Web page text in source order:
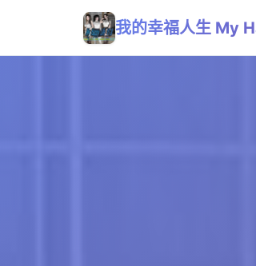
我的幸福人生 My